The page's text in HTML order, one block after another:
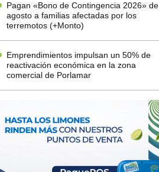
Pagan «Bono de Contingencia 2026» de
agosto a familias afectadas por los
terremotos (+Monto)
Emprendimientos impulsan un 50% de
reactivación económica en la zona
comercial de Porlamar